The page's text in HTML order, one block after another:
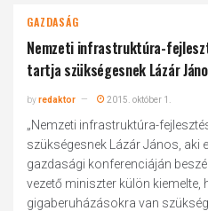
GAZDASÁG
Nemzeti infrastruktúra-
tartja szükségesnek Lázár
byredaktor 2015. október 1.
„Nemzeti infrastruktúra-
szükségesnek Lázár János,
gazdasági konferenciáján
vezető miniszter külön kiemelte,
gigaberuházásokra van